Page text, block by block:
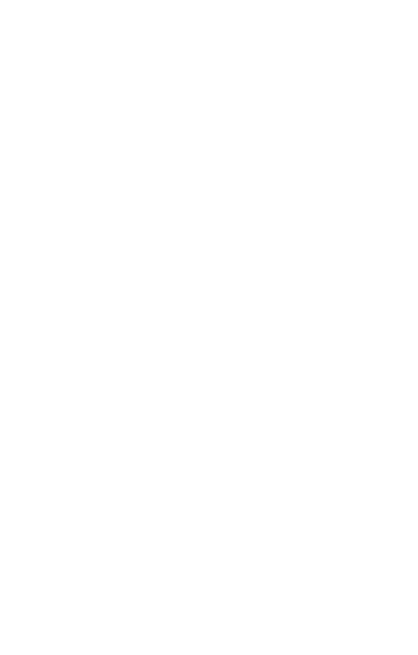
ットルにつきほう素一〇ミリグラム
素二三〇ミリグラム
ットルにつきふつ素八ミリグラム
素一五ミリグラム
を乗じたもの、亜硝酸性窒素及び硝酸性窒素の合